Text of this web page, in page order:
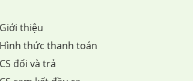
Giới thiệu
Hình thức thanh toán
CS đổi và trả